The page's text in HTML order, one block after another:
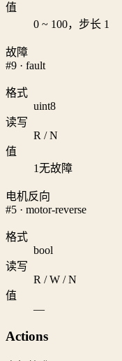
值
0 ~ 100，步长 1
故障
#9 · fault
格式
uint8
读写
R / N
值
1无故障
电机反向
#5 · motor-reverse
格式
bool
读写
R / W / N
值
—
Actions